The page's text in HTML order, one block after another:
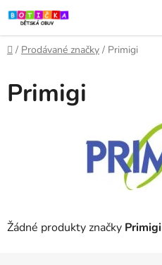
Přejít
na
obsah
Domů
/ Prodávané značky / Primigi
Primigi
Žádné produkty značky Primigi